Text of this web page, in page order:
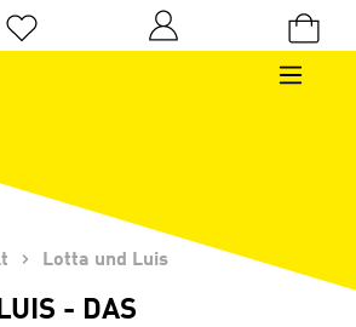
Du hast 0 Produkte auf dem Merkzettel
Lotta und Luis
- DAS